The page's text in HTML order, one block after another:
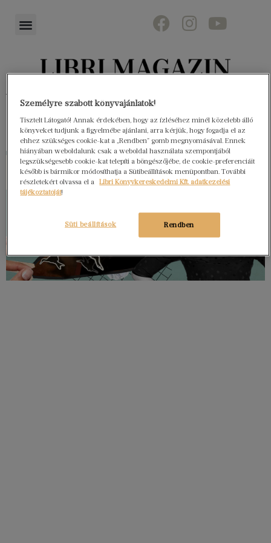
Személyre szabott könyvajánlatok!
Tisztelt Látogató! Annak érdekében, hogy az ízléséhez minél közelebb álló
könyveket tudjunk a figyelmébe ajánlani, arra kérjük, hogy fogadja el az
ehhez szükséges cookie-kat a „Rendben” gomb megnyomásával. Ennek
hiányában weboldalunk csak a weboldal használata szempontjából
legszükségesebb cookie-kat telepíti a böngészőjébe, de cookie-preferenciáit
később is bármikor módosíthatja a Sütibeállítások menüpontban. További
részletekért olvassa el a
Libri Könyvkereskedelmi Kft. adatkezelési
tájékoztatóját!
Rendben
Süti beállítások